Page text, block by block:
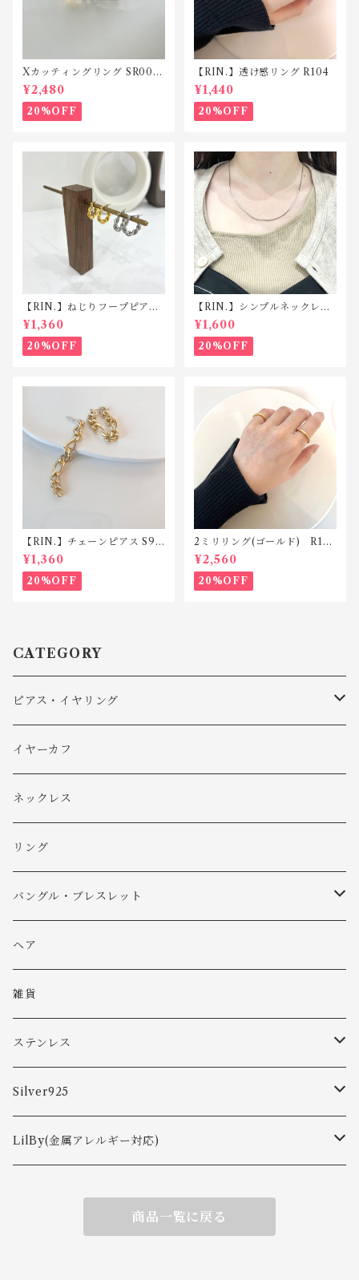
Xカッティングリング SR002
ステンレス
¥2,480
20%OFF
【RIN.】透け感リング R104
¥1,440
20%OFF
【RIN.】ねじりフープピアス
P007
¥1,360
20%OFF
【RIN.】シンプルネックレス
Ｎ001
¥1,600
20%OFF
【RIN.】チェーンピアス S92
5ポスト TP012
¥1,360
20%OFF
2ミリリング(ゴールド) R119
silver925
¥2,560
20%OFF
CATEGORY
ピアス・イヤリング
ピアス
イヤリング
イヤーカフ
ネックレス
リング
バングル・ブレスレット
バングル
ブレスレット
ヘア
雑貨
ステンレス
ピアス
ネックレス
バングル・ブレスレット
Silver925
ピアス
LilBy(金属アレルギー対応)
商品一覧に戻る